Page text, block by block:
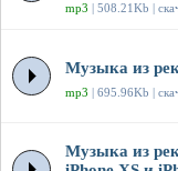
mp3 | 508.21Kb |
Музыка из
mp3 | 695.96Kb |
Музыка из